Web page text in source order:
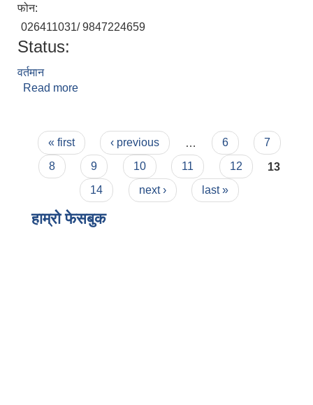
फोन:
026411031/ 9847224659
Status:
वर्तमान
Read more
Pages
« first ‹ previous … 6
7
8
9 10 11 12
13
14
next › last »
हाम्राे फेसबुक